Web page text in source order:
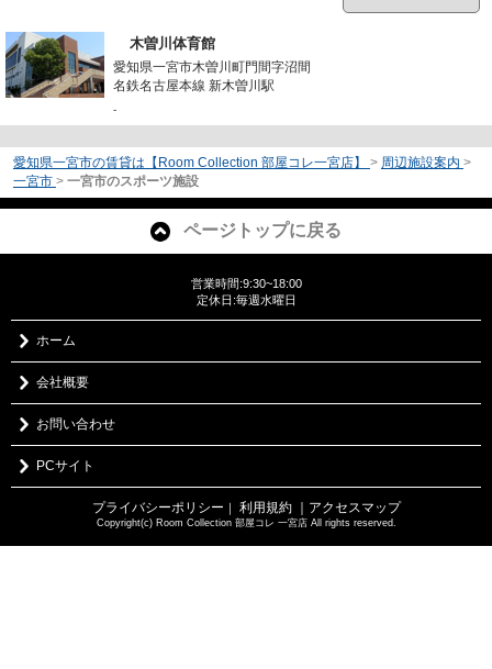
木曽川体育館
愛知県一宮市木曽川町門間字沼間
名鉄名古屋本線 新木曽川駅
-
愛知県一宮市の賃貸は【Room Collection 部屋コレ一宮店】 > 周辺施設案内 >
一宮市 > 一宮市のスポーツ施設
ページトップに戻る
営業時間:9:30~18:00
定休日:毎週水曜日
ホーム
会社概要
お問い合わせ
PCサイト
プライバシーポリシー ｜ 利用規約 ｜アクセスマップ
Copyright(c) Room Collection 部屋コレ 一宮店 All rights reserved.